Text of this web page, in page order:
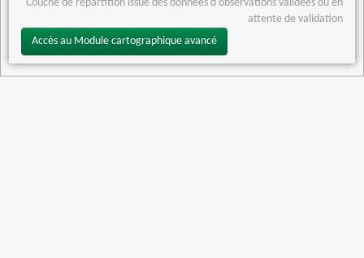
Couche de répartition issue des données d'observations validées ou en
attente de validation
Accès au Module cartographique avancé